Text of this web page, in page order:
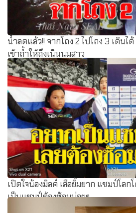
น้ำลดแล้ว!! จากโถง 2 ไปโถง 3 เดินไ
เข้าถ้ำให้ถึงเนินนมสาว
เปิดใจน้องมิลค์ เสือยิ้มยาก แชมป์โลก
เป็นแชมป์ต้องซ้อมบ่อยๆ